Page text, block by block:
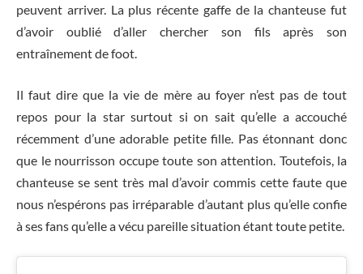
peuvent arriver. La plus récente gaffe de la chanteuse fut
d’avoir oublié d’aller chercher son fils après son
entraînement de foot.
Il faut dire que la vie de mère au foyer n’est pas de tout
repos pour la star surtout si on sait qu’elle a accouché
récemment d’une adorable petite fille. Pas étonnant donc
que le nourrisson occupe toute son attention. Toutefois, la
chanteuse se sent très mal d’avoir commis cette faute que
nous n’espérons pas irréparable d’autant plus qu’elle confie
à ses fans qu’elle a vécu pareille situation étant toute petite.